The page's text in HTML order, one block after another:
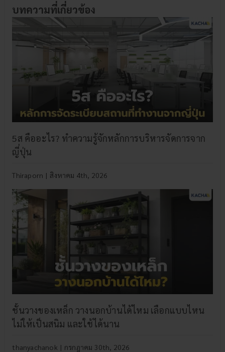
บทความที่เกี่ยวข้อง
5ส คืออะไร? ทำความรู้จักหลักการบริหารจัดการจาก
ญี่ปุ่น
Thiraporn | สิงหาคม 4th, 2026
ชั้นวางของเหล็ก วางนอกบ้านได้ไหม เลือกแบบไหน
ไม่ให้เป็นสนิม และใช้ได้นาน
thanyachanok | กรกฎาคม 30th, 2026